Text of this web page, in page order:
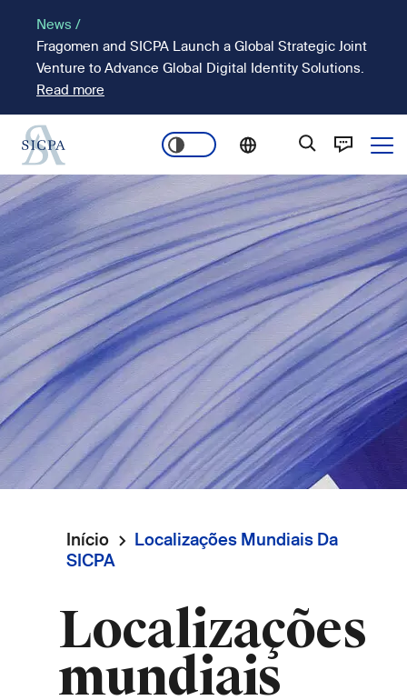
conteúdo
principal
News /
Fragomen and SICPA Launch a Global Strategic Joint
Venture to Advance Global Digital Identity Solutions.
Read more
Main
navigation
Imagem
Navegação
estrutural
Início
Localizações Mundiais Da
SICPA
Localizações
mundiais